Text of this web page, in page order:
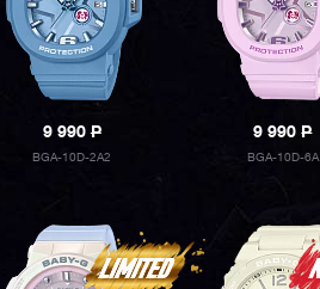
9 990P
BGA-10D-2A2
9 990P
BGA-10D-6A